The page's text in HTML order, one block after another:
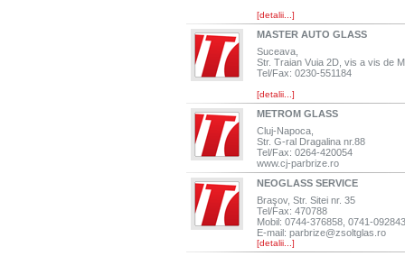
[detalii...]
MASTER AUTO GLASS
Suceava,
Str. Traian Vuia 2D, vis a vis de
Tel/Fax: 0230-551184
[detalii...]
METROM GLASS
Cluj-Napoca,
Str. G-ral Dragalina nr.88
Tel/Fax: 0264-420054
www.cj-parbrize.ro
NEOGLASS SERVICE
Braşov, Str. Sitei nr. 35
Tel/Fax: 470788
Mobil: 0744-376858, 0741-092843
E-mail: parbrize@zsoltglas.ro
[detalii...]